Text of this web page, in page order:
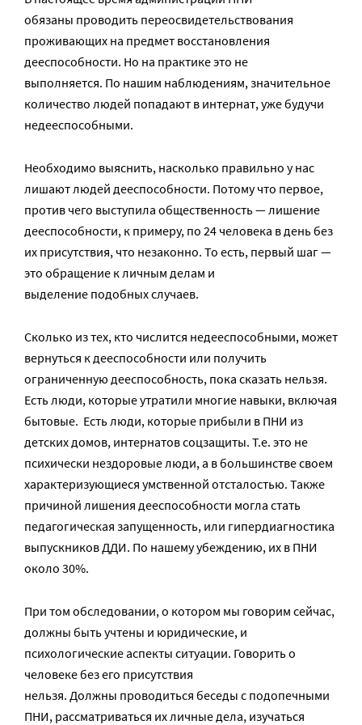
обязаны проводить переосвидетельствования
проживающих на предмет восстановления
дееспособности. Но на практике это не
выполняется. По нашим наблюдениям, значительное
количество людей попадают в интернат, уже будучи
недееспособными.
Необходимо выяснить, насколько правильно у нас
лишают людей дееспособности. Потому что первое,
против чего выступила общественность — лишение
дееспособности, к примеру, по 24 человека в день без
их присутствия, что незаконно. То есть, первый шаг —
это обращение к личным делам и
выделение подобных случаев.
Сколько из тех, кто числится недееспособными, может
вернуться к дееспособности или получить
ограниченную дееспособность, пока сказать нельзя.
Есть люди, которые утратили многие навыки, включая
бытовые. Есть люди, которые прибыли в ПНИ из
детских домов, интернатов соцзащиты. Т.е. это не
психически нездоровые люди, а в большинстве своем
характеризующиеся умственной отсталостью. Также
причиной лишения дееспособности могла стать
педагогическая запущенность, или гипердиагностика
выпускников ДДИ. По нашему убеждению, их в ПНИ
около 30%.
При том обследовании, о котором мы говорим сейчас,
должны быть учтены и юридические, и
психологические аспекты ситуации. Говорить о
человеке без его присутствия
нельзя. Должны проводиться беседы с подопечными
ПНИ, рассматриваться их личные дела, изучаться